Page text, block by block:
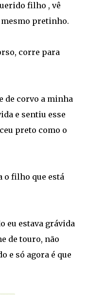
filho , vê
pretinho.
corre para
de corvo a minha
e sentiu esse
preto como o
o filho que está
eu estava grávida
de touro, não
e só agora é que